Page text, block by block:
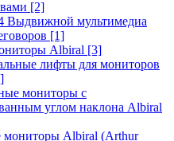
[2]
Выдвижной мультимедиа
[1]
Albiral [3]
лифты для мониторов
мониторы с
углом наклона Albiral
мониторы Albiral (Arthur